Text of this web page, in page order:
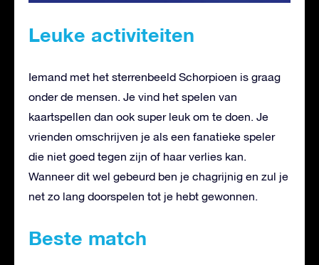
Leuke activiteiten
Iemand met het sterrenbeeld Schorpioen is graag
onder de mensen. Je vind het spelen van
kaartspellen dan ook super leuk om te doen. Je
vrienden omschrijven je als een fanatieke speler
die niet goed tegen zijn of haar verlies kan.
Wanneer dit wel gebeurd ben je chagrijnig en zul je
net zo lang doorspelen tot je hebt gewonnen.
Beste match